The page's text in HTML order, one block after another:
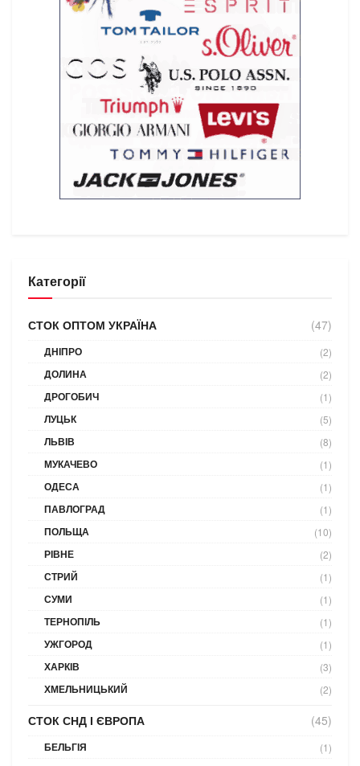
Категорії
СТОК ОПТОМ УКРАЇНА (47)
ДНІПРО (2)
ДОЛИНА (2)
ДРОГОБИЧ (1)
ЛУЦЬК (5)
ЛЬВІВ (8)
МУКАЧЕВО (1)
ОДЕСА (1)
ПАВЛОГРАД (1)
ПОЛЬЩА (10)
РІВНЕ (2)
СТРИЙ (1)
СУМИ (1)
ТЕРНОПІЛЬ (1)
УЖГОРОД (1)
ХАРКІВ (3)
ХМЕЛЬНИЦЬКИЙ (2)
СТОК СНД І ЄВРОПА (45)
БЕЛЬГІЯ (1)